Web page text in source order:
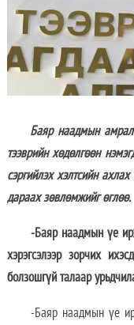
Баяр наадмын амралт
тээврийн хөдөлгөөн
сэргийлэх хэлтсийн
дараах зөвлөмжийг өглөө.
-Баяр наадмын үе
хэрэгсэлээр зорчих
болзошгүй талаар
-Баяр наадмын үе